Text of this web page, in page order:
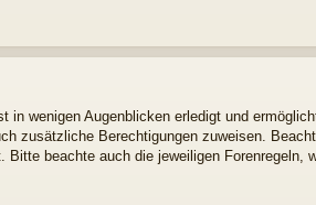
wenigen Augenblicken erledigt und
zusätzliche Berechtigungen zuweisen.
beachte auch die jeweiligen Forenregeln,